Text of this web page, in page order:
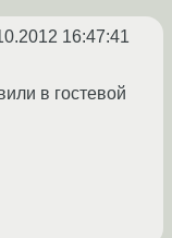
16:47:41
в гостевой